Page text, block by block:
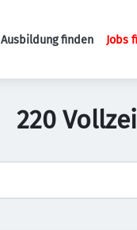
Ausbildung finden Jobs
220